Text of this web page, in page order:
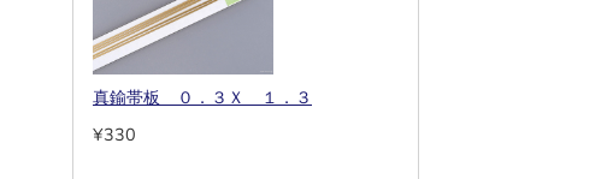
真鍮帯板 ０．３Ｘ １．３
¥330